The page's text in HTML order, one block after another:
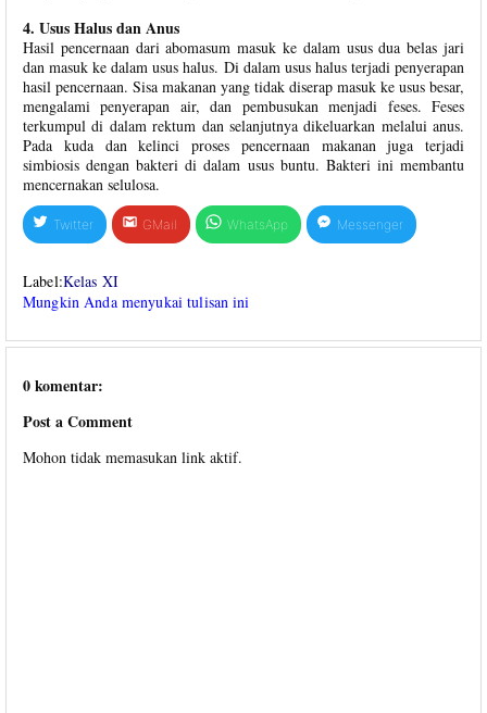
4. Usus Halus dan Anus
Hasil pencernaan dari abomasum masuk ke dalam usus dua belas jari
dan masuk ke dalam usus halus. Di dalam usus halus terjadi penyerapan
hasil pencernaan. Sisa makanan yang tidak diserap masuk ke usus besar,
mengalami penyerapan air, dan pembusukan menjadi feses. Feses
terkumpul di dalam rektum dan selanjutnya dikeluarkan melalui anus.
Pada kuda dan kelinci proses pencernaan makanan juga terjadi
simbiosis dengan bakteri di dalam usus buntu. Bakteri ini membantu
mencernakan selulosa.
Twitter GMail WhatsApp Messenger
Label:Kelas XI
Mungkin Anda menyukai tulisan ini
0 komentar:
Post a Comment
Mohon tidak memasukan link aktif.